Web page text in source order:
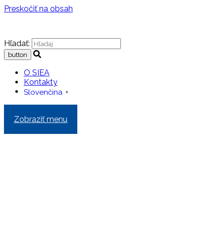
Preskočiť na obsah
Hľadať:
O SIEA
Kontakty
Slovenčina ▼
Zobraziť menu